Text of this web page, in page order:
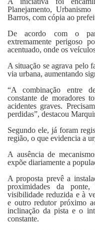
Planejamento,
Barros, com cópia ao
De acordo com o
extremamente perigoso
acentuado, onde os
A situação se agrava pelo
via urbana, aumentando
“A combinação entre
constante de moradores
acidentes graves.
perdidas”, destacou
Segundo ele, já foram
região, o que evidencia a
A ausência de
expõe diariamente a
A proposta prevê a
proximidades da
visibilidade reduzida e à
e outro redutor próximo
inclinação da pista e o
constante.